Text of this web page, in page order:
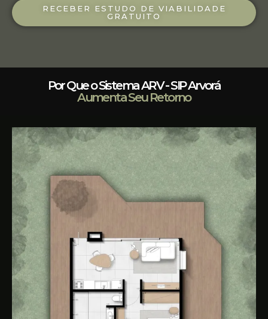
RECEBER ESTUDO DE VIABILIDADE
GRATUITO
Por Que o Sistema ARV - SIP Arvorá
Aumenta Seu Retorno